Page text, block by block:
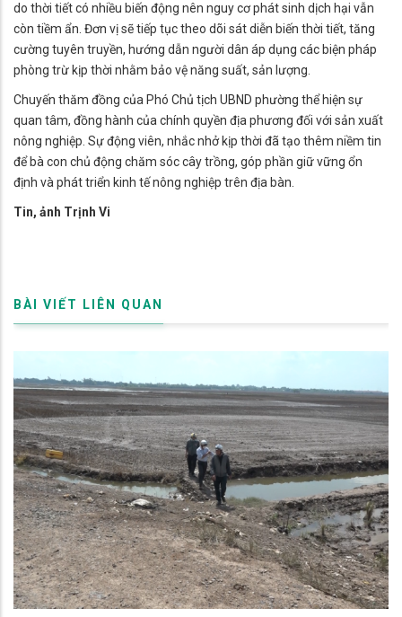
do thời tiết có nhiều biến động nên nguy cơ phát sinh dịch hại vẫn
còn tiềm ẩn. Đơn vị sẽ tiếp tục theo dõi sát diễn biến thời tiết, tăng
cường tuyên truyền, hướng dẫn người dân áp dụng các biện pháp
phòng trừ kịp thời nhằm bảo vệ năng suất, sản lượng.
Chuyến thăm đồng của Phó Chủ tịch UBND phường thể hiện sự
quan tâm, đồng hành của chính quyền địa phương đối với sản xuất
nông nghiệp. Sự động viên, nhắc nhở kịp thời đã tạo thêm niềm tin
để bà con chủ động chăm sóc cây trồng, góp phần giữ vững ổn
định và phát triển kinh tế nông nghiệp trên địa bàn.
Tin, ảnh Trịnh Vi
BÀI VIẾT LIÊN QUAN